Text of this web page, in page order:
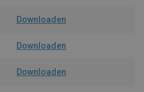
Downloaden
Downloaden
Downloaden